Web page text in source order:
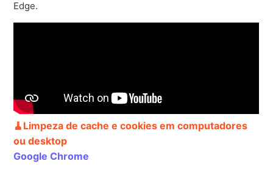
Edge.
🧹Limpeza de cache e cookies em computadores
ou desktop
Google Chrome